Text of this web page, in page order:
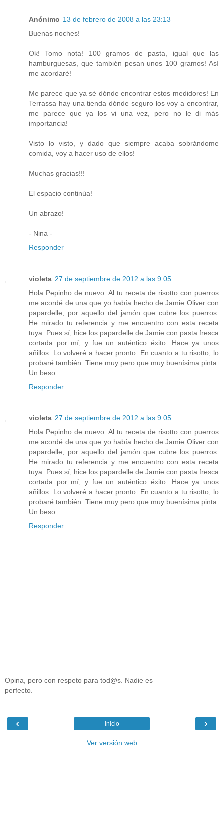
Anónimo 13 de febrero de 2008 a las 23:13
Buenas noches!
Ok! Tomo nota! 100 gramos de pasta, igual que las
hamburguesas, que también pesan unos 100 gramos! Así
me acordaré!
Me parece que ya sé dónde encontrar estos medidores! En
Terrassa hay una tienda dónde seguro los voy a encontrar,
me parece que ya los vi una vez, pero no le di más
importancia!
Visto lo visto, y dado que siempre acaba sobrándome
comida, voy a hacer uso de ellos!
Muchas gracias!!!
El espacio continúa!
Un abrazo!
- Nina -
Responder
violeta 27 de septiembre de 2012 a las 9:05
Hola Pepinho de nuevo. Al tu receta de risotto con puerros
me acordé de una que yo había hecho de Jamie Oliver con
papardelle, por aquello del jamón que cubre los puerros.
He mirado tu referencia y me encuentro con esta receta
tuya. Pues sí, hice los papardelle de Jamie con pasta fresca
cortada por mí, y fue un auténtico éxito. Hace ya unos
añillos. Lo volveré a hacer pronto. En cuanto a tu risotto, lo
probaré también. Tiene muy pero que muy buenísima pinta.
Un beso.
Responder
violeta 27 de septiembre de 2012 a las 9:05
Hola Pepinho de nuevo. Al tu receta de risotto con puerros
me acordé de una que yo había hecho de Jamie Oliver con
papardelle, por aquello del jamón que cubre los puerros.
He mirado tu referencia y me encuentro con esta receta
tuya. Pues sí, hice los papardelle de Jamie con pasta fresca
cortada por mí, y fue un auténtico éxito. Hace ya unos
añillos. Lo volveré a hacer pronto. En cuanto a tu risotto, lo
probaré también. Tiene muy pero que muy buenísima pinta.
Un beso.
Responder
Opina, pero con respeto para tod@s. Nadie es
perfecto.
‹ ›
Inicio
Ver versión web